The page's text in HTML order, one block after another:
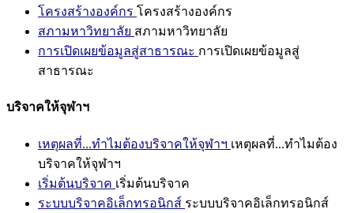
โครงสร้างองค์กร โครงสร้างองค์กร
สภามหาวิทยาลัย สภามหาวิทยาลัย
การเปิดเผยข้อมูลสู่สาธารณะ การเปิดเผยข้อมูลสู่
สาธารณะ
บริจาคให้จุฬาฯ
เหตุผลที่...ทำไมต้องบริจาคให้จุฬาฯ เหตุผลที่...ทำไมต้อง
บริจาคให้จุฬาฯ
เริ่มต้นบริจาค เริ่มต้นบริจาค
ระบบบริจาคอิเล็กทรอนิกส์ ระบบบริจาคอิเล็กทรอนิกส์